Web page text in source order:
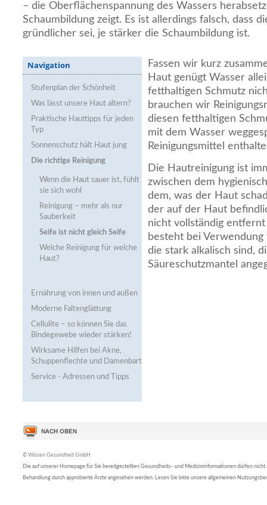
– die Oberflächenspannung des Wassers
Schaumbildung zeigt. Es ist allerdings falsch, dass
gründlicher sei, je stärker die Schaumbildung ist.
Navigation
Stufenplan der Schönheit
Was lässt unsere Haut altern?
Praktische Hauttipps für jeden
Typ
Sonnenschutz hält Haut jung
Die richtige Reinigung
Wenn die Haut sauer ist, fühlt
sie sich wohl
Reinigung – mehr als nur
Sauberkeit
Seife ist nicht gleich Seife
Welche Reinigung für welche
Haut?
Ernährung von innen und außen
Moderne Faltenglättung
Cellulite – so können Sie das
Bindegewebe wieder stärken!
Wirksame Hilfen bei Akne,
Schuppenflechte und Damenbart
Service - Adressen und Tipps
Fassen wir kurz
Haut genügt Wasser
fetthaltigen Schmutz
brauchen wir
diesen fetthaltigen
mit dem Wasser
Reinigungsmittel
Die Hautreinigung ist
zwischen dem
dem, was der Haut
der auf der Haut
nicht vollständig
besteht bei Verwendung
die stark alkalisch sind,
Säureschutzmantel
© Wissen Gesundheit GmbH
Die auf unserer Homepage für Sie bereitgestellten Gesundheits– und Medizininformationen dürfen nicht
Behandlung durch approbierte Ärzte angesehen werden. Lesen Sie bitte unsere allgemeinen